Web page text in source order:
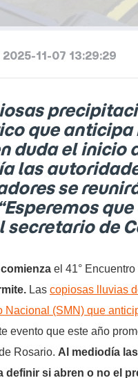
2025-11-07 13:29:29
que
duda el inicio
las
se
secretario de
el 41°
Las copiosas lluvias
Nacional (SMN) que
evento que este año
Rosario. Al mediodía
definir si abren o no el